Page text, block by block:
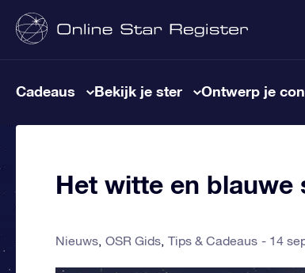
Cadeaus Bekijk je ster Ontwerp je
Het witte en
Nieuws OSR Gids Tips & Cadeaus 14